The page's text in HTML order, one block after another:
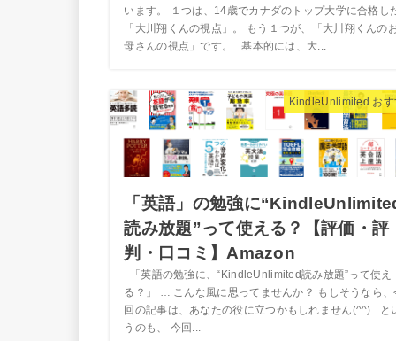
います。 １つは、14歳でカナダのトップ大学に合格し
「大川翔くんの視点」。 もう１つが、「大川翔くんの
母さんの視点」です。 基本的には、大...
KindleUnlimited おす
「英語」の勉強に
読み放題”って使える？【評価・評
判・口コミ】Amazon
「英語の勉強に、“KindleUnlimited読み放題”って使え
る？」 … こんな風に思ってませんか？ もしそうなら、
回の記事は、あなたの役に立つかもしれません(^^) と
うのも、 今回...